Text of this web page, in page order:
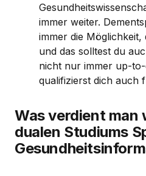
immer weiter.
immer die
und das solltest du
nicht nur immer up-
qualifizierst dich auch
Was verdient man
dualen Studiums